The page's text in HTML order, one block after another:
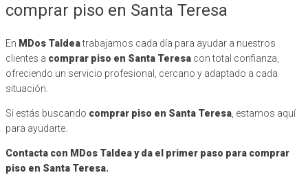
comprar piso en Santa Teresa
En MDos Taldeatrabajamos cada día para ayudar a nuestros
clientes a comprar piso en Santa Teresa con total confianza,
ofreciendo un servicio profesional, cercano y adaptado a cada
situación.
Si estás buscando comprar piso en Santa Teresa , estamos aquí
para ayudarte.
Contacta con MDos Taldea y da el primer paso para comprar
piso en Santa Teresa.